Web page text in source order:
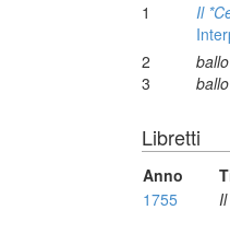
1 Il
2
3
Libretti
Anno
1755